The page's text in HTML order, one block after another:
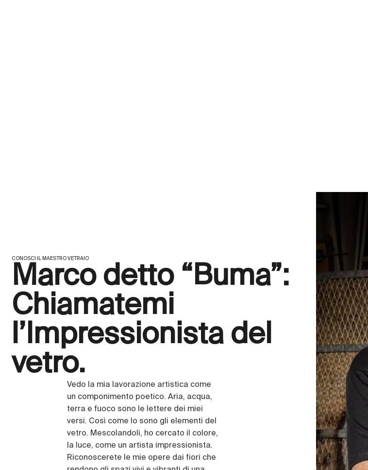
CONOSCI IL MAESTRO VETRAIO
Marco detto “Buma”:
Chiamatemi
l’Impressionista del
vetro.
Vedo la mia lavorazione artistica come
un componimento poetico. Aria, acqua,
terra e fuoco sono le lettere dei miei
versi. Così come lo sono gli elementi del
vetro. Mescolandoli, ho cercato il colore,
la luce, come un artista impressionista.
Riconoscerete le mie opere dai fiori che